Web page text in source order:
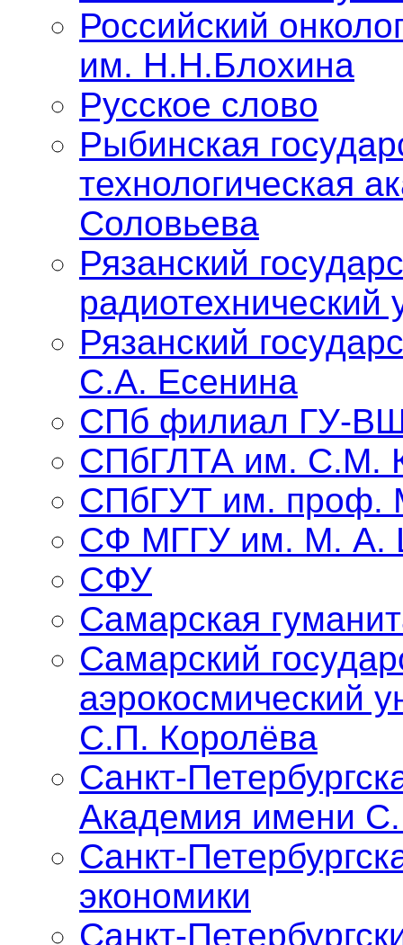
Российский
им. Н.Н.Блохина
Русское слово
Рыбинская
технологическая
Соловьева
Рязанский
радиотехнический
Рязанский
С.А. Есенина
СПб филиал ГУ-
СПбГЛТА им. С.М.
СПбГУТ им. проф.
СФ МГГУ им. М. А.
СФУ
Самарская
Самарский
аэрокосмический
С.П. Королёва
Санкт-
Академия имени
Санкт-
экономики
Санкт-